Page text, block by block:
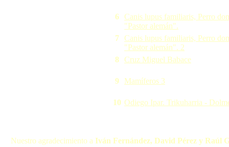
6
Canis lupus familiaris, Perro
"Pastor alemán".
7
Canis lupus familiaris, Perro
"Pastor alemán". 2
8
Cruz Miguel Babace
9 Mamíferos 3
10 Odiego Ipar. Trikuharria -
Nuestro agradecimiento a Iván Fernández, David Pérez y Raúl